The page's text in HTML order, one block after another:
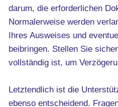
darum, die erforderlichen
Normalerweise werden
Ihres Ausweises und
beibringen. Stellen Sie
vollständig ist, um
Letztendlich ist die
ebenso entscheidend.